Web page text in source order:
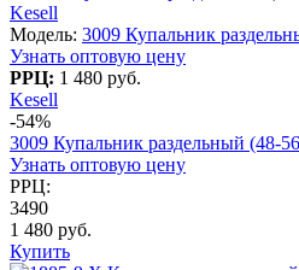
Kesell
Модель: 3009 Купальник
Узнать оптовую цену
РРЦ: 1 480 руб.
Kesell
-54%
3009 Купальник раздельный (48-
Узнать оптовую цену
РРЦ:
3490
1 480 руб.
Купить